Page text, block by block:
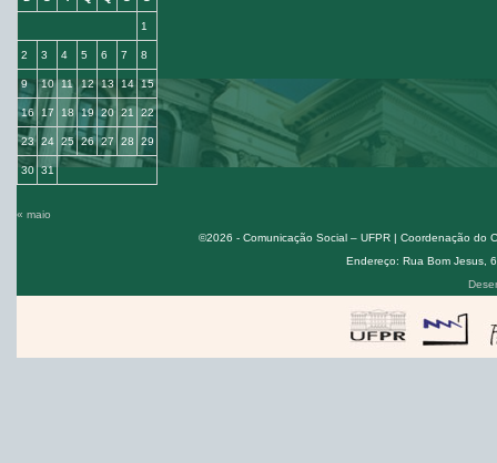
1
2 3 4 5 6 7 8
9 10 11 12 13 14 15
16 17 18 19 20 21 22
23 24 25 26 27 28 29
30 31
« maio
©2026 - Comunicação Social – UFPR | Coordenação do
Endereço: Rua Bom Jesus,